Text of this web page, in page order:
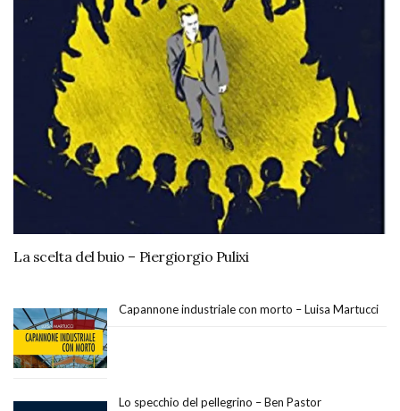
La scelta del buio – Piergiorgio Pulixi
Capannone industriale con morto – Luisa Martucci
Lo specchio del pellegrino – Ben Pastor